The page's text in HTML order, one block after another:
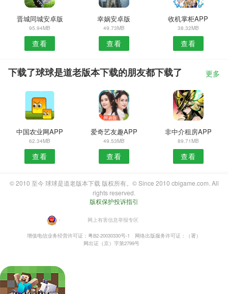
晋城同城安卓版
95.94MB
查看
幸娲安卓版
49.73MB
查看
收机掌柜APP
38.32MB
查看
下载了球球是道老版本下载的朋友都下载了 更多
中国农业网APP
62.34MB
查看
爱奇艺友趣APP
49.53MB
查看
非中介租房APP
89.71MB
查看
© 2010 至今 球球是道老版本下载 版权所有。© Since 2010 cbigame.com. All
rights reserved.
版权保护投诉指引
・ 网上有害信息举报专区
增值电信业务经营许可证：粤B2-20030330号-1
网络出版服务许可证：（署）
网出证（京）字第2799号